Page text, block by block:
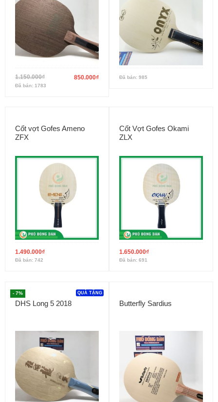
1.150.000₫ 850.000₫
Đã bán: 1783
Đã bán: 985
Cốt vợt Gofes Ameno
ZFX
1.490.000₫
Đã bán: 742
Cốt Vợt Gofes Okami
ZLX
1.650.000₫
Đã bán: 691
DHS Long 5 2018
- 7% QUÀ TẶNG
Butterfly Sardius